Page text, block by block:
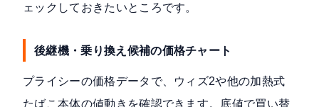
ェックしておきたいところです。
後継機・乗り換え候補の価格チャート
プライシーの価格データで、ウィズ2や他の加熱式
たばこ本体の値動きを確認できます。底値で買い替